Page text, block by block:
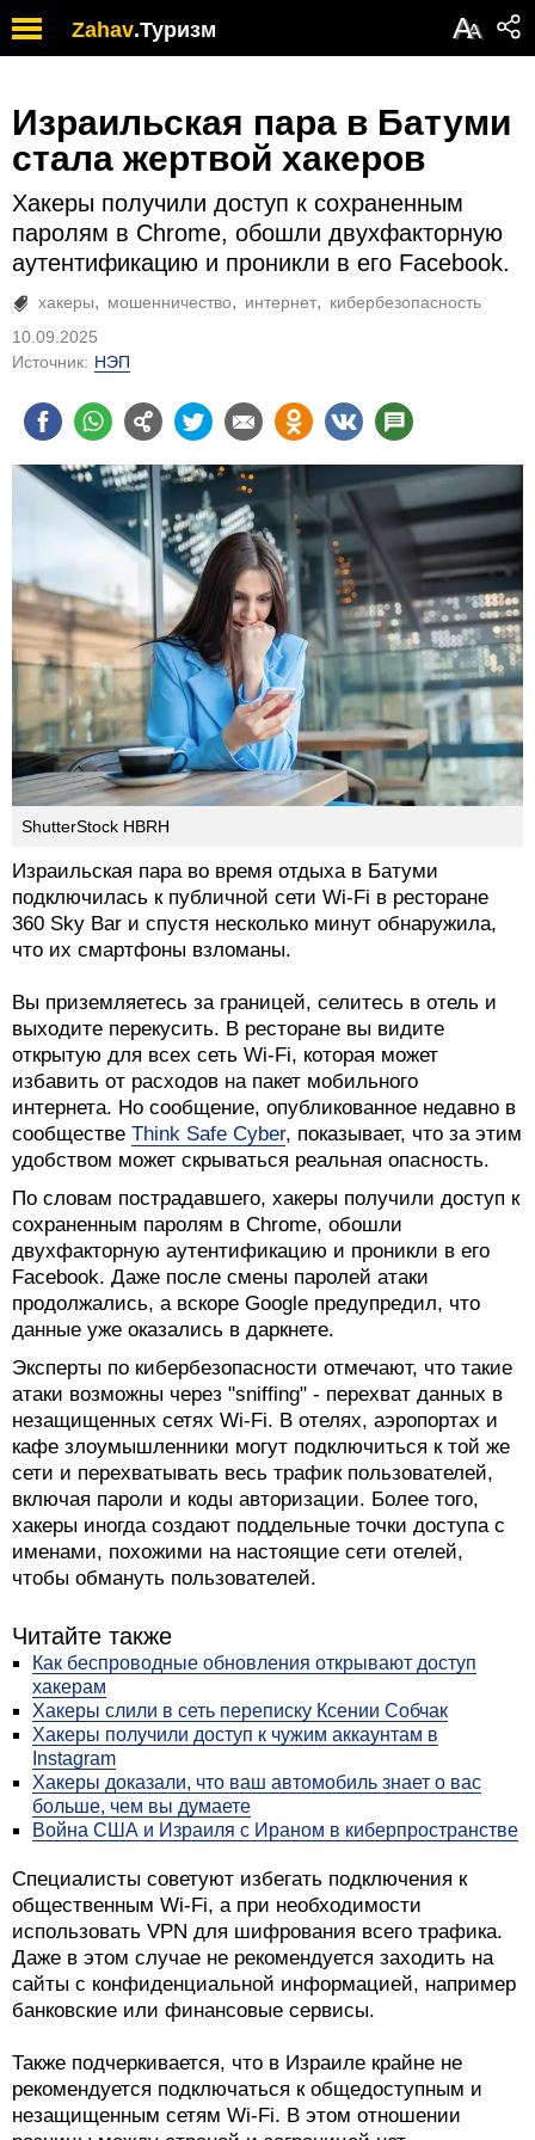
Zahav.Туризм АА
Израильская пара в Батуми
стала жертвой хакеров
Хакеры получили доступ к сохраненным
паролям в Chrome, обошли двухфакторную
аутентификацию и проникли в его Facebook.
хакеры мошенничество интернет
кибербезопасность
10.09.2025
Источник: НЭП
ShutterStock HBRH
Израильская пара во время отдыха в Батуми
подключилась к публичной сети Wi-Fi в ресторане
360 Sky Bar и спустя несколько минут обнаружила,
что их смартфоны взломаны.
Вы приземляетесь за границей, селитесь в отель и
выходите перекусить. В ресторане вы видите
открытую для всех сеть Wi-Fi, которая может
избавить от расходов на пакет мобильного
интернета. Но сообщение, опубликованное недавно в
сообществе Think Safe Cyber, показывает, что за этим
удобством может скрываться реальная опасность.
По словам пострадавшего, хакеры получили доступ к
сохраненным паролям в Chrome, обошли
двухфакторную аутентификацию и проникли в его
Facebook. Даже после смены паролей атаки
продолжались, а вскоре Google предупредил, что
данные уже оказались в даркнете.
Эксперты по кибербезопасности отмечают, что такие
атаки возможны через "sniffing" - перехват данных в
незащищенных сетях Wi-Fi. В отелях, аэропортах и
кафе злоумышленники могут подключиться к той же
сети и перехватывать весь трафик пользователей,
включая пароли и коды авторизации. Более того,
хакеры иногда создают поддельные точки доступа с
именами, похожими на настоящие сети отелей,
чтобы обмануть пользователей.
Читайте также
Как беспроводные обновления открывают доступ
хакерам
Хакеры слили в сеть переписку Ксении Собчак
Хакеры получили доступ к чужим аккаунтам в
Instagram
Хакеры доказали, что ваш автомобиль знает о вас
больше, чем вы думаете
Война США и Израиля с Ираном в киберпространстве
Специалисты советуют избегать подключения к
общественным Wi-Fi, а при необходимости
использовать VPN для шифрования всего трафика.
Даже в этом случае не рекомендуется заходить на
сайты с конфиденциальной информацией, например
банковские или финансовые сервисы.
Также подчеркивается, что в Израиле крайне не
рекомендуется подключаться к общедоступным и
незащищенным сетям Wi-Fi. В этом отношении